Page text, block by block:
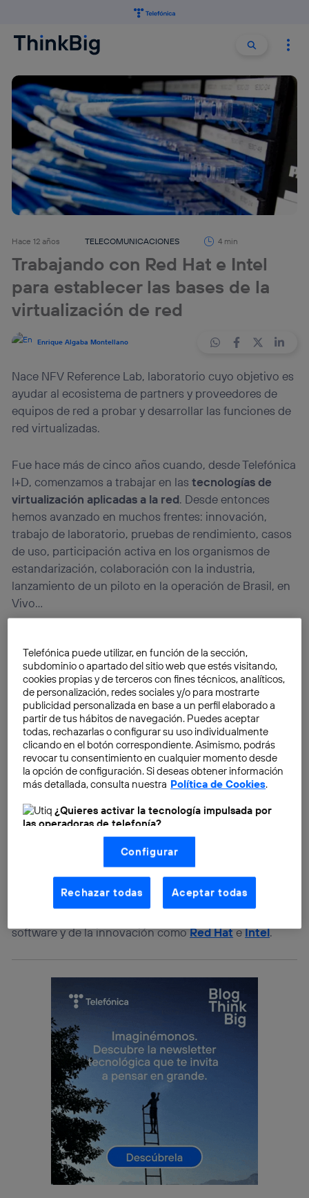
Buscar
Hace 12 años TELECOMUNICACIONES 4 min
Trabajando con Red Hat e Intel
para establecer las bases de la
virtualización de red
Enrique Algaba Montellano
Nace NFV Reference Lab, laboratorio cuyo objetivo es
ayudar al ecosistema de partners y proveedores de
equipos de red a probar y desarrollar las funciones de
red virtualizadas.
Fue hace más de cinco años cuando, desde Telefónica
I+D, comenzamos a trabajar en las tecnologías de
virtualización aplicadas a la red. Desde entonces
hemos avanzado en muchos frentes: innovación,
trabajo de laboratorio, pruebas de rendimiento, casos
de uso, participación activa en los organismos de
estandarización, colaboración con la industria,
lanzamiento de un piloto en la operación de Brasil, en
Vivo…
Trascurrido ese tiempo nos hemos hecho cada vez
más conscientes tanto de la potencia de
transformación que hay detrás de este nuevo
paradigma como de las barreras que hay que superar
y de las carencias que hay que cubrir. Es por ello que
en nuestra hoja de ruta nos hemos planteado la
creación de un laboratorio de referencia, elNFV
Reference Lab(NFV por Network Functions
Virtualization), un laboratorio que nace con el objetivo
de ayudar al ecosistema de partners y proveedores de
equipos de red a probar y desarrollar las funciones de
red virtualizadas junto con las capas superiores de
orquestación de servicios. Y por supuesto, porque
conscientes de que la innovación se hace
conjuntamente, hemos comenzado a trabajar
software y de la innovación comoRed HateIntel.
Telefónica puede utilizar, en función de la sección,
subdominio o apartado del sitio web que estés visitando,
cookies propias y de terceros con fines técnicos, analíticos,
de personalización, redes sociales y/o para mostrarte
publicidad personalizada en base a un perfil elaborado a
partir de tus hábitos de navegación. Puedes aceptar
todas, rechazarlas o configurar su uso individualmente
clicando en el botón correspondiente. Asimismo, podrás
revocar tu consentimiento en cualquier momento desde
la opción de configuración. Si deseas obtener información
más detallada, consulta nuestra Política de Cookies.
¿Quieres activar la tecnología impulsada por
las operadoras de telefonía?
Nosotros, Telefónica S.A., utilizamos la tecnología Utiq para
realizar nuestras acciones de marketing digital o análisis
(como se describe en este aviso de consentimiento)
basadas en tu navegación en nuestra(s) web(s)
aquí(solo cuando utilizas una conexión a
internet habilitada , proporcionada por una de las
operadoras de telefonía participantes, y otorgas tu
La tecnología Utiq está diseñada con la privacidad como
, utilizando tu dirección IP y otra
información de la cuenta de cliente de
telecomunicaciones vinculada a la conexión que utilizas
(p. ej., número de teléfono móvil).
Este identificador se asigna a la conexión de internet, por
lo que cualquier persona que conecte su dispositivo y
consienta el uso de la tecnología recibirá el mismo
identificador. Típicamente:
Si utilizas unaconexión de banda ancha
el marketing o análisis se realizará en función de las
actividades de navegación de los miembros del hogar
que hayan dado su consentimiento.
Si utilizasdatos móviles, el marketing será más
personalizado, ya que se basará únicamente en la
navegación del usuario del móvil.
Configurar
Rechazar todas Aceptar todas